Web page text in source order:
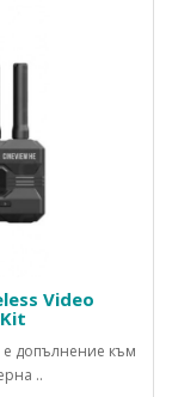
Video
e допълнение към
..